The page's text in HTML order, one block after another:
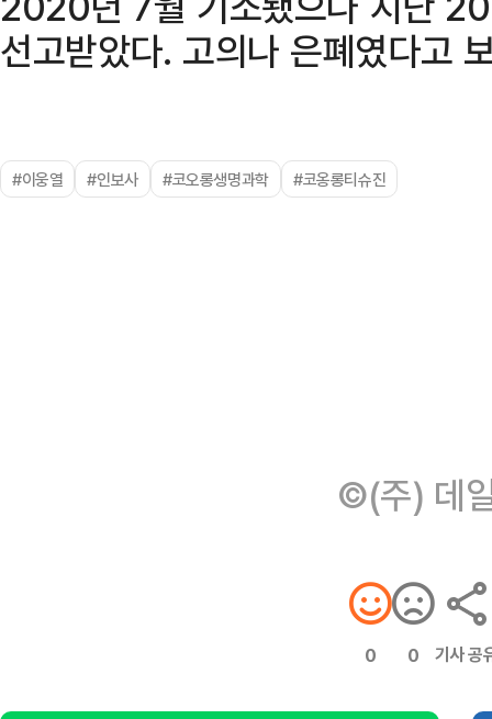
선고받았다. 고의나 은폐였다고
#이웅열 #인보사 #코오롱생명과학 #코옹롱티슈진
©(주) 데
0 0 기사 공